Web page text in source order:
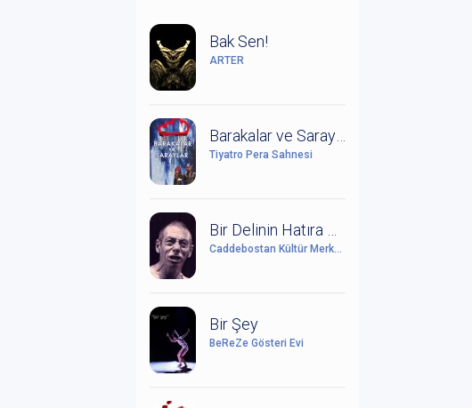
Bak Sen!
ARTER
Tiyatro Pera Sahnesi
Caddebostan Kültür Merkezi
Bir Şey
BeReZe Gösteri Evi